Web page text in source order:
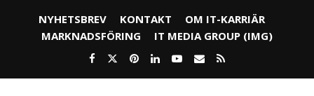
NYHETSBREV KONTAKT
OM IT-KARRIÄR
MARKNADSFÖRING
IT MEDIA GROUP (IMG)